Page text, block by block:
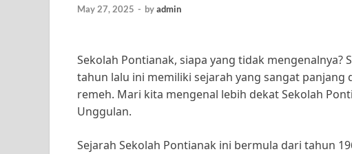
May 27, 2025 - byadmin
Sekolah Pontianak, siapa yang tidak
tahun lalu ini memiliki sejarah yang sangat panjang
remeh. Mari kita mengenal lebih dekat Sekolah
Unggulan.
Sejarah Sekolah Pontianak ini bermula dari tahun